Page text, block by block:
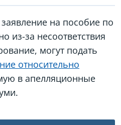
на пособие по
из-за несоответствия
могут подать
относительно
в апелляционные